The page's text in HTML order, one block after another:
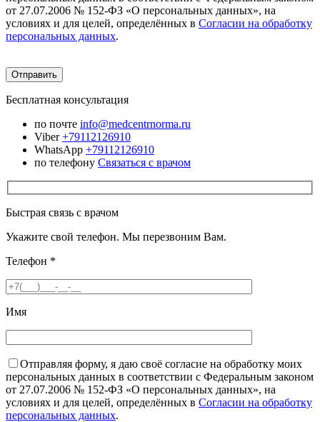
от 27.07.2006 № 152-ФЗ «О персональных данных», на
условиях и для целей, определённых в Согласии на обработку
персональных данных.
Бесплатная консультация
по почте info@medcentrnorma.ru
Viber +79112126910
WhatsApp +79112126910
по телефону Связаться с врачом
Быстрая связь с врачом
Укажите свой телефон. Мы перезвоним Вам.
Телефон *
Имя
Отправляя форму, я даю своё согласие на обработку моих
персональных данных в соответствии с Федеральным законом
от 27.07.2006 № 152-ФЗ «О персональных данных», на
условиях и для целей, определённых в Согласии на обработку
персональных данных.